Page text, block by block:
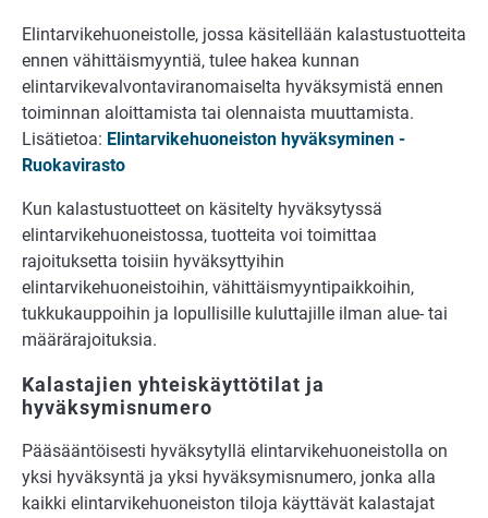
Elintarvikehuoneistolle, jossa käsitellään kalastustuotteita
ennen vähittäismyyntiä, tulee hakea kunnan
elintarvikevalvontaviranomaiselta hyväksymistä ennen
toiminnan aloittamista tai olennaista muuttamista.
Lisätietoa: Elintarvikehuoneiston hyväksyminen -
Ruokavirasto
Kun kalastustuotteet on käsitelty hyväksytyssä
elintarvikehuoneistossa, tuotteita voi toimittaa
rajoituksetta toisiin hyväksyttyihin
elintarvikehuoneistoihin, vähittäismyyntipaikkoihin,
tukkukauppoihin ja lopullisille kuluttajille ilman alue- tai
määrärajoituksia.
Kalastajien yhteiskäyttötilat ja
hyväksymisnumero
Pääsääntöisesti hyväksytyllä elintarvikehuoneistolla on
yksi hyväksyntä ja yksi hyväksymisnumero, jonka alla
kaikki elintarvikehuoneiston tiloja käyttävät kalastajat